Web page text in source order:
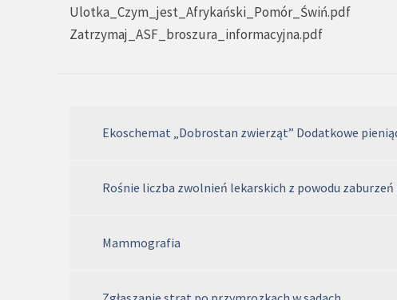
Ulotka_Czym_jest_Afrykański_Pomór_Świń.pdf
Zatrzymaj_ASF_broszura_informacyjna.pdf
Ekoschemat „Dobrostan zwierząt” Dodatkowe
Rośnie liczba zwolnień lekarskich z powodu zaburzeń
Mammografia